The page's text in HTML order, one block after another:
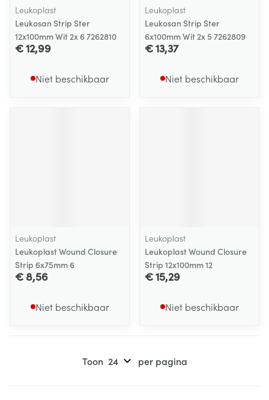
Leukoplast
Leukosan Strip Ster
12x100mm Wit 2x 6 7262810
€ 12,99
Niet beschikbaar
Leukoplast
Leukosan Strip Ster
6x100mm Wit 2x 5 7262809
€ 13,37
Niet beschikbaar
Leukoplast
Leukoplast Wound Closure
Strip 6x75mm 6
€ 8,56
Niet beschikbaar
Leukoplast
Leukoplast Wound Closure
Strip 12x100mm 12
€ 15,29
Niet beschikbaar
Toon per pagina